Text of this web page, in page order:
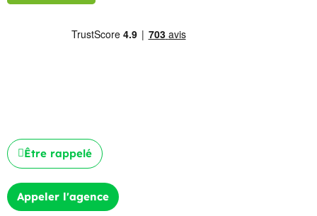
Être rappelé
Appeler l'agence